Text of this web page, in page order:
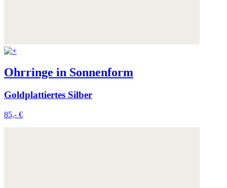
Ohrringe in Sonnenform
Goldplattiertes Silber
85,- €